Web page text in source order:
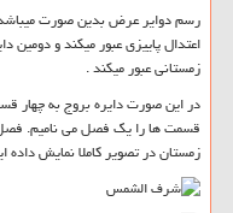
رسم دوایر عرض بدین صورت میباشد
اعتدال پاییزی عبور میکند و دومین
زمستانی عبور میکند .
در این صورت دایره بروج به چهار
قسمت ها را یک فصل می نامیم.
زمستان در تصویر کاملا نمایش داده